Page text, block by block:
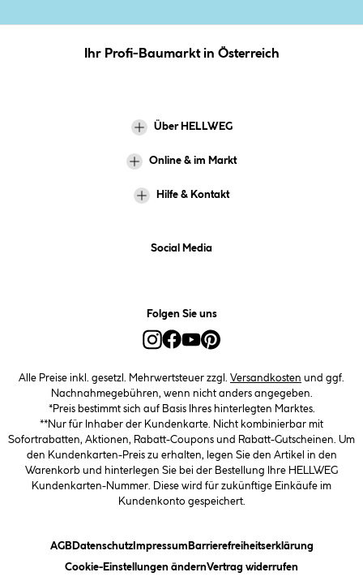
Ihr Profi-Baumarkt in Österreich
Über HELLWEG
Online & im Markt
Hilfe & Kontakt
Social Media
Folgen Sie uns
Alle Preise inkl. gesetzl. Mehrwertsteuer zzgl. Versandkosten und ggf.
Nachnahmegebühren, wenn nicht anders angegeben.
*Preis bestimmt sich auf Basis Ihres hinterlegten Marktes.
**Nur für Inhaber der Kundenkarte. Nicht kombinierbar mit
Sofortrabatten, Aktionen, Rabatt-Coupons und Rabatt-Gutscheinen. Um
den Kundenkarten-Preis zu erhalten, legen Sie den Artikel in den
Warenkorb und hinterlegen Sie bei der Bestellung Ihre HELLWEG
Kundenkarten-Nummer. Diese wird für zukünftige Einkäufe im
Kundenkonto gespeichert.
AGB(öffnet ein Dialogfeld)
Datenschutz(öffnet ein Dialogfeld)
Impressum(öffnet ein Dialogfeld)
Barrierefreiheitserklärung(öffnet
Cookie-Einstellungen ändern(öffnet ein Dialogfeld)
Vertrag widerrufen